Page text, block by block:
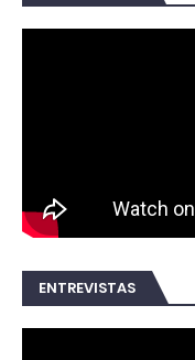
ENTREVISTAS